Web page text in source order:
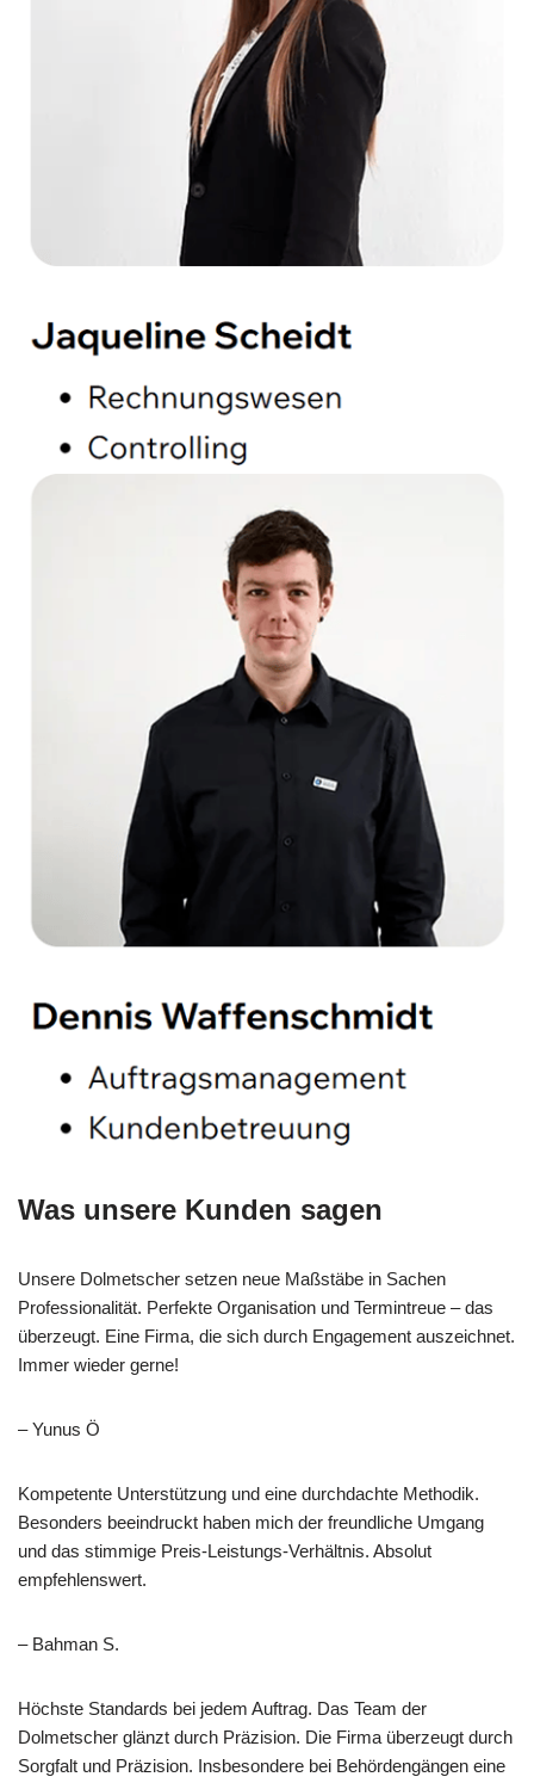
Was unsere Kunden sagen
Unsere Dolmetscher setzen neue Maßstäbe in Sachen
Professionalität. Perfekte Organisation und Termintreue – das
überzeugt. Eine Firma, die sich durch Engagement auszeichnet.
Immer wieder gerne!
– Yunus Ö
Kompetente Unterstützung und eine durchdachte Methodik.
Besonders beeindruckt haben mich der freundliche Umgang
und das stimmige Preis-Leistungs-Verhältnis. Absolut
empfehlenswert.
– Bahman S.
Höchste Standards bei jedem Auftrag. Das Team der
Dolmetscher glänzt durch Präzision. Die Firma überzeugt durch
Sorgfalt und Präzision. Insbesondere bei Behördengängen eine